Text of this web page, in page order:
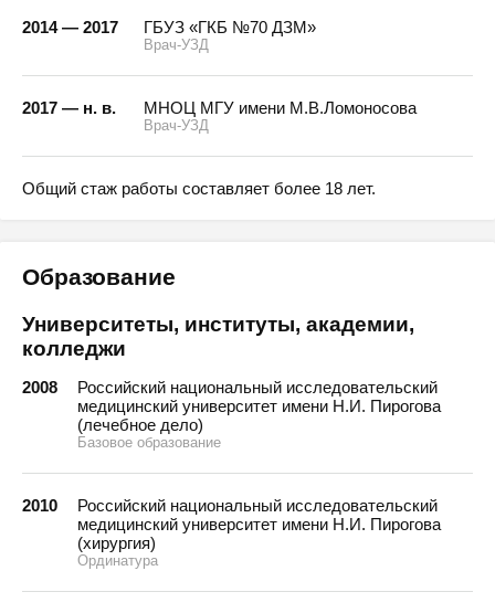
2014 — 2017
ГБУЗ «ГКБ №70 ДЗМ»
Врач-УЗД
2017 — н. в. МНОЦ МГУ имени М.В.Ломоносова
Врач-УЗД
Общий стаж работы составляет более 18 лет.
Образование
Университеты, институты, академии,
колледжи
2008
Российский национальный исследовательский
медицинский университет имени Н.И. Пирогова
(лечебное дело)
Базовое образование
2010
Российский национальный исследовательский
медицинский университет имени Н.И. Пирогова
(хирургия)
Ординатура